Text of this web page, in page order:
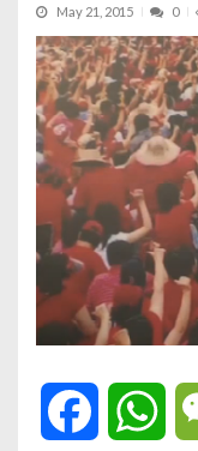
May 21, 2015 0
Facebook